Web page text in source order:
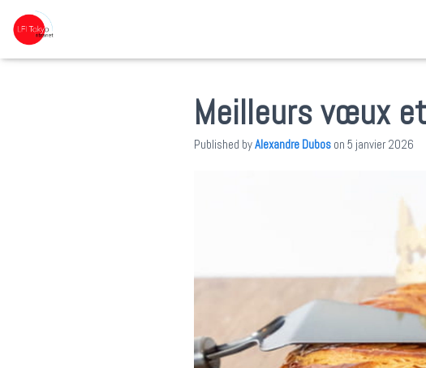
Meilleurs vœux
Published byAlexandre Dubos on 5 janvier 2026